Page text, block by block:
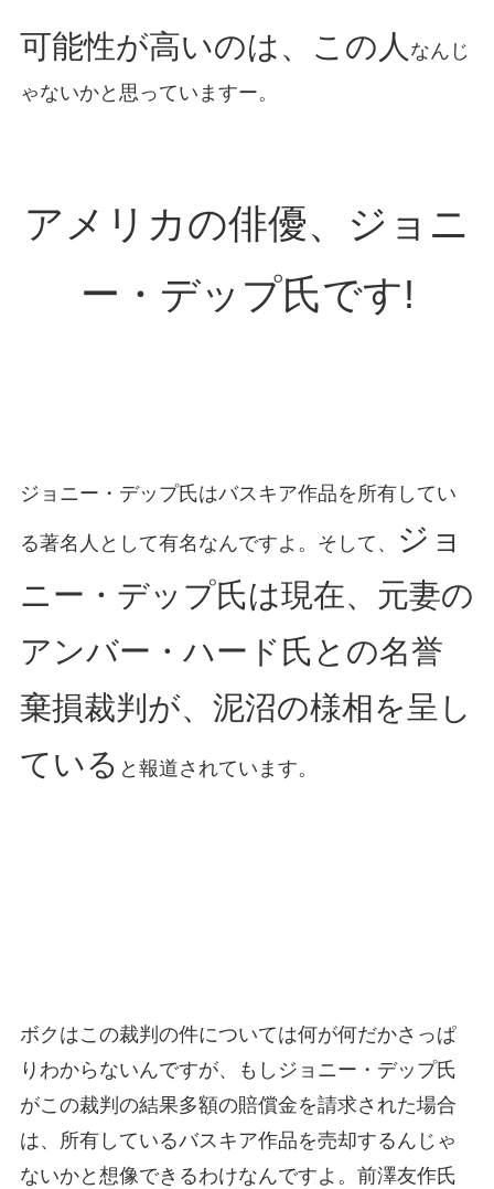
可能性が高いのは、この人 なんじ
ゃないかと思っていますー。
アメリカの俳優、ジョニ
ー・デップ氏です!
ジョニー・デップ氏はバスキア作品を所有してい
る著名人として有名なんですよ。そして、
ジョ
ニー・デップ氏は現在、元妻の
アンバー・ハード氏との名誉
棄損裁判が、泥沼の様相を呈し
ている と報道されています。
ボクはこの裁判の件については何が何だかさっぱ
りわからないんですが、もしジョニー・デップ氏
がこの裁判の結果多額の賠償金を請求された場合
は、所有しているバスキア作品を売却するんじゃ
ないかと想像できるわけなんですよ。前澤友作氏